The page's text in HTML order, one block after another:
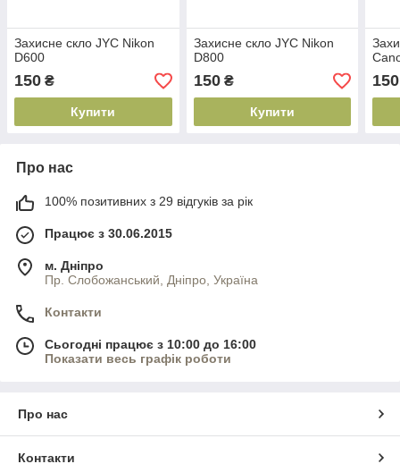
Захисне скло JYC Nikon
D600
150 ₴
Купити
Захисне скло JYC Nikon
D800
150₴
Купити
150
Про нас
100% позитивних з 29 відгуків за рік
Працює з 30.06.2015
м. Дніпро
Пр. Слобожанський, Дніпро, Україна
Контакти
Сьогодні працює з 10:00 до 16:00
Показати весь графік роботи
Про нас
Контакти